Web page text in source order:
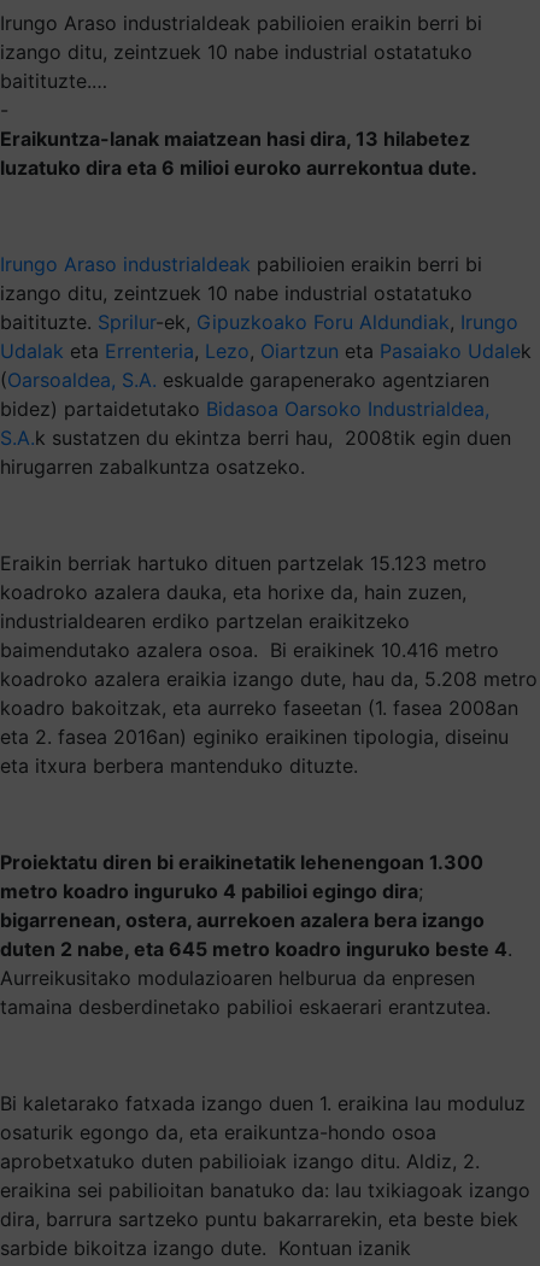
Irungo Araso industrialdeak pabilioien eraikin berri bi
izango ditu, zeintzuek 10 nabe industrial ostatatuko
baitituzte.…
-
Eraikuntza-lanak maiatzean hasi dira, 13 hilabetez
luzatuko dira eta 6 milioi euroko aurrekontua dute.
Irungo Araso industrialdeak pabilioien eraikin berri bi
izango ditu, zeintzuek 10 nabe industrial ostatatuko
baitituzte. Sprilur-ek, Gipuzkoako Foru Aldundiak, Irungo
Udalak eta Errenteria, Lezo, Oiartzun eta Pasaiako Udalek
(Oarsoaldea, S.A. eskualde garapenerako agentziaren
bidez) partaidetutako Bidasoa Oarsoko Industrialdea,
S.A.k sustatzen du ekintza berri hau, 2008tik egin duen
hirugarren zabalkuntza osatzeko.
Eraikin berriak hartuko dituen partzelak 15.123 metro
koadroko azalera dauka, eta horixe da, hain zuzen,
industrialdearen erdiko partzelan eraikitzeko
baimendutako azalera osoa. Bi eraikinek 10.416 metro
koadroko azalera eraikia izango dute, hau da, 5.208 metro
koadro bakoitzak, eta aurreko faseetan (1. fasea 2008an
eta 2. fasea 2016an) eginiko eraikinen tipologia, diseinu
eta itxura berbera mantenduko dituzte.
Proiektatu diren bi eraikinetatik lehenengoan 1.300
metro koadro inguruko 4 pabilioi egingo dira;
bigarrenean, ostera, aurrekoen azalera bera izango
duten 2 nabe, eta 645 metro koadro inguruko beste 4.
Aurreikusitako modulazioaren helburua da enpresen
tamaina desberdinetako pabilioi eskaerari erantzutea.
Bi kaletarako fatxada izango duen 1. eraikina lau moduluz
osaturik egongo da, eta eraikuntza-hondo osoa
aprobetxatuko duten pabilioiak izango ditu. Aldiz, 2.
eraikina sei pabilioitan banatuko da: lau txikiagoak izango
dira, barrura sartzeko puntu bakarrarekin, eta beste biek
sarbide bikoitza izango dute. Kontuan izanik